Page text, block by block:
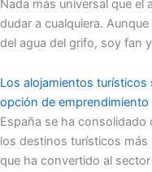
Nada más universal que
dudar a cualquiera.
del agua del grifo, soy fan
Los alojamientos
opción de emprendimiento
España se ha
los destinos turísticos
que ha convertido al